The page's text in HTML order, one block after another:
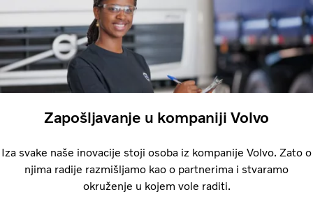
Zapošljavanje u kompaniji Volvo
Iza svake naše inovacije stoji osoba iz kompanije Volvo. Zato o
njima radije razmišljamo kao o partnerima i stvaramo
okruženje u kojem vole raditi.